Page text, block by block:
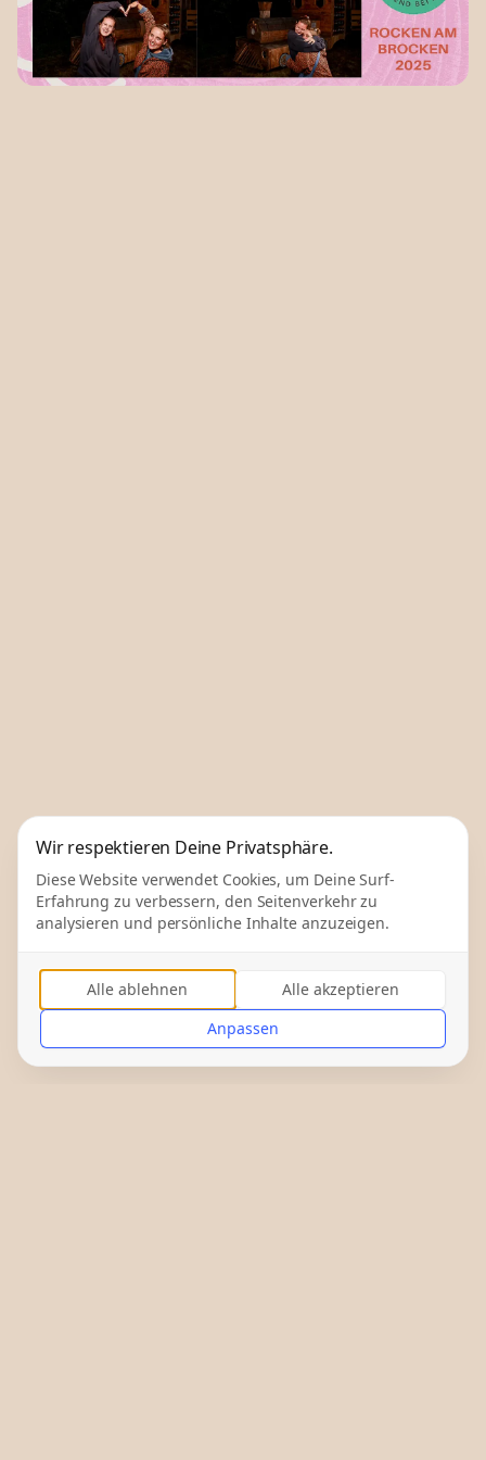
Wir respektieren Deine Privatsphäre.
Diese Website verwendet Cookies, um Deine Surf-
Erfahrung zu verbessern, den Seitenverkehr zu
analysieren und persönliche Inhalte anzuzeigen.
Alle ablehnen
Alle akzeptieren
Anpassen